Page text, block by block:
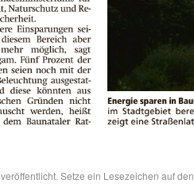
veröffentlicht. Setze ein Lesezeichen auf den